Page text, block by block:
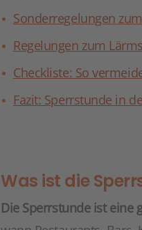
Sonderregelungen
Regelungen zum
Checkliste: So
Fazit: Sperrstunde in
Was ist die
Die Sperrstunde ist eine